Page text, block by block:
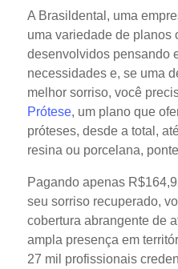
A Brasildental, uma
uma variedade de planos
desenvolvidos pensando
necessidades e, se uma
melhor sorriso, você
Prótese, um plano que
próteses, desde a total,
resina ou porcelana,
Pagando apenas
seu sorriso recuperado,
cobertura abrangente de
ampla presença em
27 mil profissionais